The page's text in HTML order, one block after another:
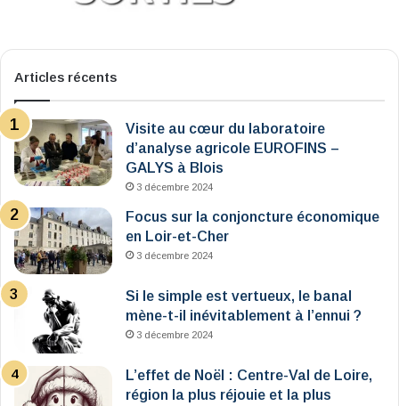
Articles récents
Visite au cœur du laboratoire
d’analyse agricole EUROFINS –
GALYS à Blois
3 décembre 2024
Focus sur la conjoncture économique
en Loir-et-Cher
3 décembre 2024
Si le simple est vertueux, le banal
mène-t-il inévitablement à l’ennui ?
3 décembre 2024
L’effet de Noël : Centre-Val de Loire,
région la plus réjouie et la plus